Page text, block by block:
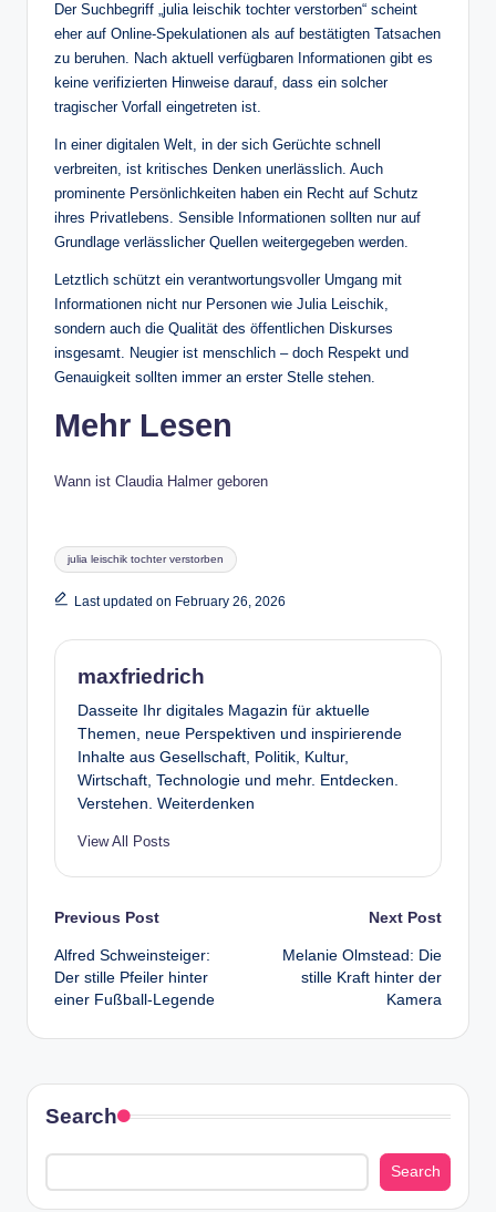
Der Suchbegriff „julia leischik tochter verstorben“ scheint
eher auf Online-Spekulationen als auf bestätigten Tatsachen
zu beruhen. Nach aktuell verfügbaren Informationen gibt es
keine verifizierten Hinweise darauf, dass ein solcher
tragischer Vorfall eingetreten ist.
In einer digitalen Welt, in der sich Gerüchte schnell
verbreiten, ist kritisches Denken unerlässlich. Auch
prominente Persönlichkeiten haben ein Recht auf Schutz
ihres Privatlebens. Sensible Informationen sollten nur auf
Grundlage verlässlicher Quellen weitergegeben werden.
Letztlich schützt ein verantwortungsvoller Umgang mit
Informationen nicht nur Personen wie Julia Leischik,
sondern auch die Qualität des öffentlichen Diskurses
insgesamt. Neugier ist menschlich – doch Respekt und
Genauigkeit sollten immer an erster Stelle stehen.
Mehr Lesen
Wann ist Claudia Halmer geboren
Tags:
julia leischik tochter verstorben
Last updated on February 26, 2026
maxfriedrich
Dasseite Ihr digitales Magazin für aktuelle
Themen, neue Perspektiven und inspirierende
Inhalte aus Gesellschaft, Politik, Kultur,
Wirtschaft, Technologie und mehr. Entdecken.
Verstehen. Weiterdenken
View All Posts
Post
navigation
Previous Post
Alfred Schweinsteiger:
Der stille Pfeiler hinter
einer Fußball-Legende
Next Post
Melanie Olmstead: Die
stille Kraft hinter der
Kamera
Search
Search